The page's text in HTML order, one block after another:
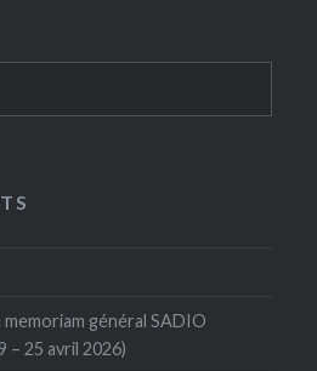
memoriam général SADIO
– 25 avril 2026)